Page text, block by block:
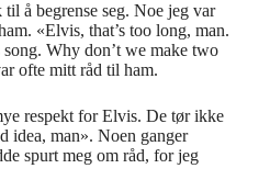
å begrense seg. Noe jeg var
«Elvis, that’s too long, man.
Why don’t we make two
ofte mitt råd til ham.
respekt for Elvis. De tør ikke
idea, man». Noen ganger
spurt meg om råd, for jeg